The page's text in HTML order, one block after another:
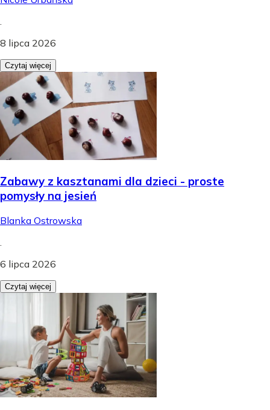
.
8 lipca 2026
Czytaj więcej
Zabawy z kasztanami dla dzieci - proste
pomysły na jesień
Blanka Ostrowska
6 lipca 2026
Czytaj więcej